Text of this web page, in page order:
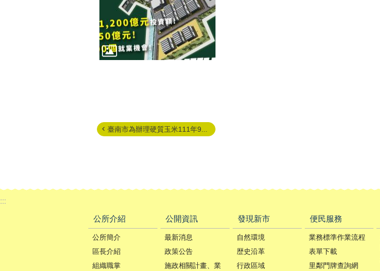
臺南市為辦理硬質玉米111年9...
:::
公所介紹
公所簡介
區長介紹
組織職掌
公開資訊
最新消息
政策公告
施政相關計畫、業
發現新市
自然環境
歴史沿革
行政區域
便民服務
業務標準作業流程
表單下載
里鄰門牌查詢網